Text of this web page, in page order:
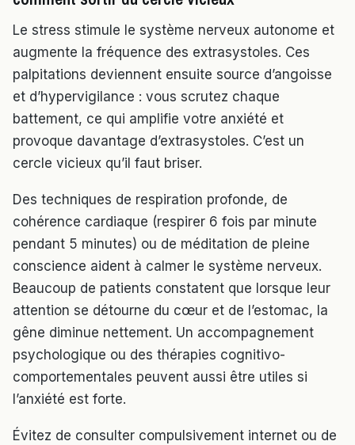
Le stress stimule le système nerveux autonome et
augmente la fréquence des extrasystoles. Ces
palpitations deviennent ensuite source d’angoisse
et d’hypervigilance : vous scrutez chaque
battement, ce qui amplifie votre anxiété et
provoque davantage d’extrasystoles. C’est un
cercle vicieux qu’il faut briser.
Des techniques de respiration profonde, de
cohérence cardiaque (respirer 6 fois par minute
pendant 5 minutes) ou de méditation de pleine
conscience aident à calmer le système nerveux.
Beaucoup de patients constatent que lorsque leur
attention se détourne du cœur et de l’estomac, la
gêne diminue nettement. Un accompagnement
psychologique ou des thérapies cognitivo-
comportementales peuvent aussi être utiles si
l’anxiété est forte.
Évitez de consulter compulsivement internet ou de